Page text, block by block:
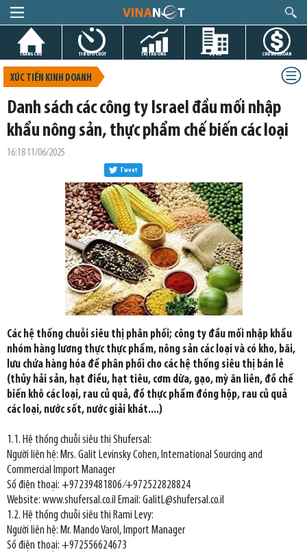
TRANG CHỦ TIN GIỜ CHÓT THỊ TRƯỜNG DỰ ÁN CHỨNG KHOÁN
XÚC TIẾN KINH DOANH
Danh sách các công ty Israel đầu mối nhập
khẩu nông sản, thực phẩm chế biến các loại
16:18 11/06/2025
Tweet
Các hệ thống chuỗi siêu thị phân phối; công ty đầu mối nhập khẩu
nhóm hàng lương thực thực phẩm, nông sản các loại và có kho, bãi,
lưu chứa hàng hóa để phân phối cho các hệ thống siêu thị bán lẻ
(thủy hải sản, hạt điều, hạt tiêu, cơm dừa, gạo, mỳ ăn liên, đồ chế
biến khô các loại, rau củ quả, đồ thực phẩm đóng hộp, rau củ quả
các loại, nước sốt, nước giải khát....)
1.1. Hệ thống chuỗi siêu thị Shufersal:
Người liên hệ: Mrs. Galit Levinsky Cohen, International Sourcing and
Commercial Import Manager
Số điện thoại: +97239481806 ⁄+972522828824
Website: www.shufersal.co.il Email: GalitL@shufersal.co.il
1.2. Hệ thống chuỗi siêu thị Rami Levy:
Người liên hệ: Mr. Mando Varol, Import Manager
Số điện thoại: +972556624673